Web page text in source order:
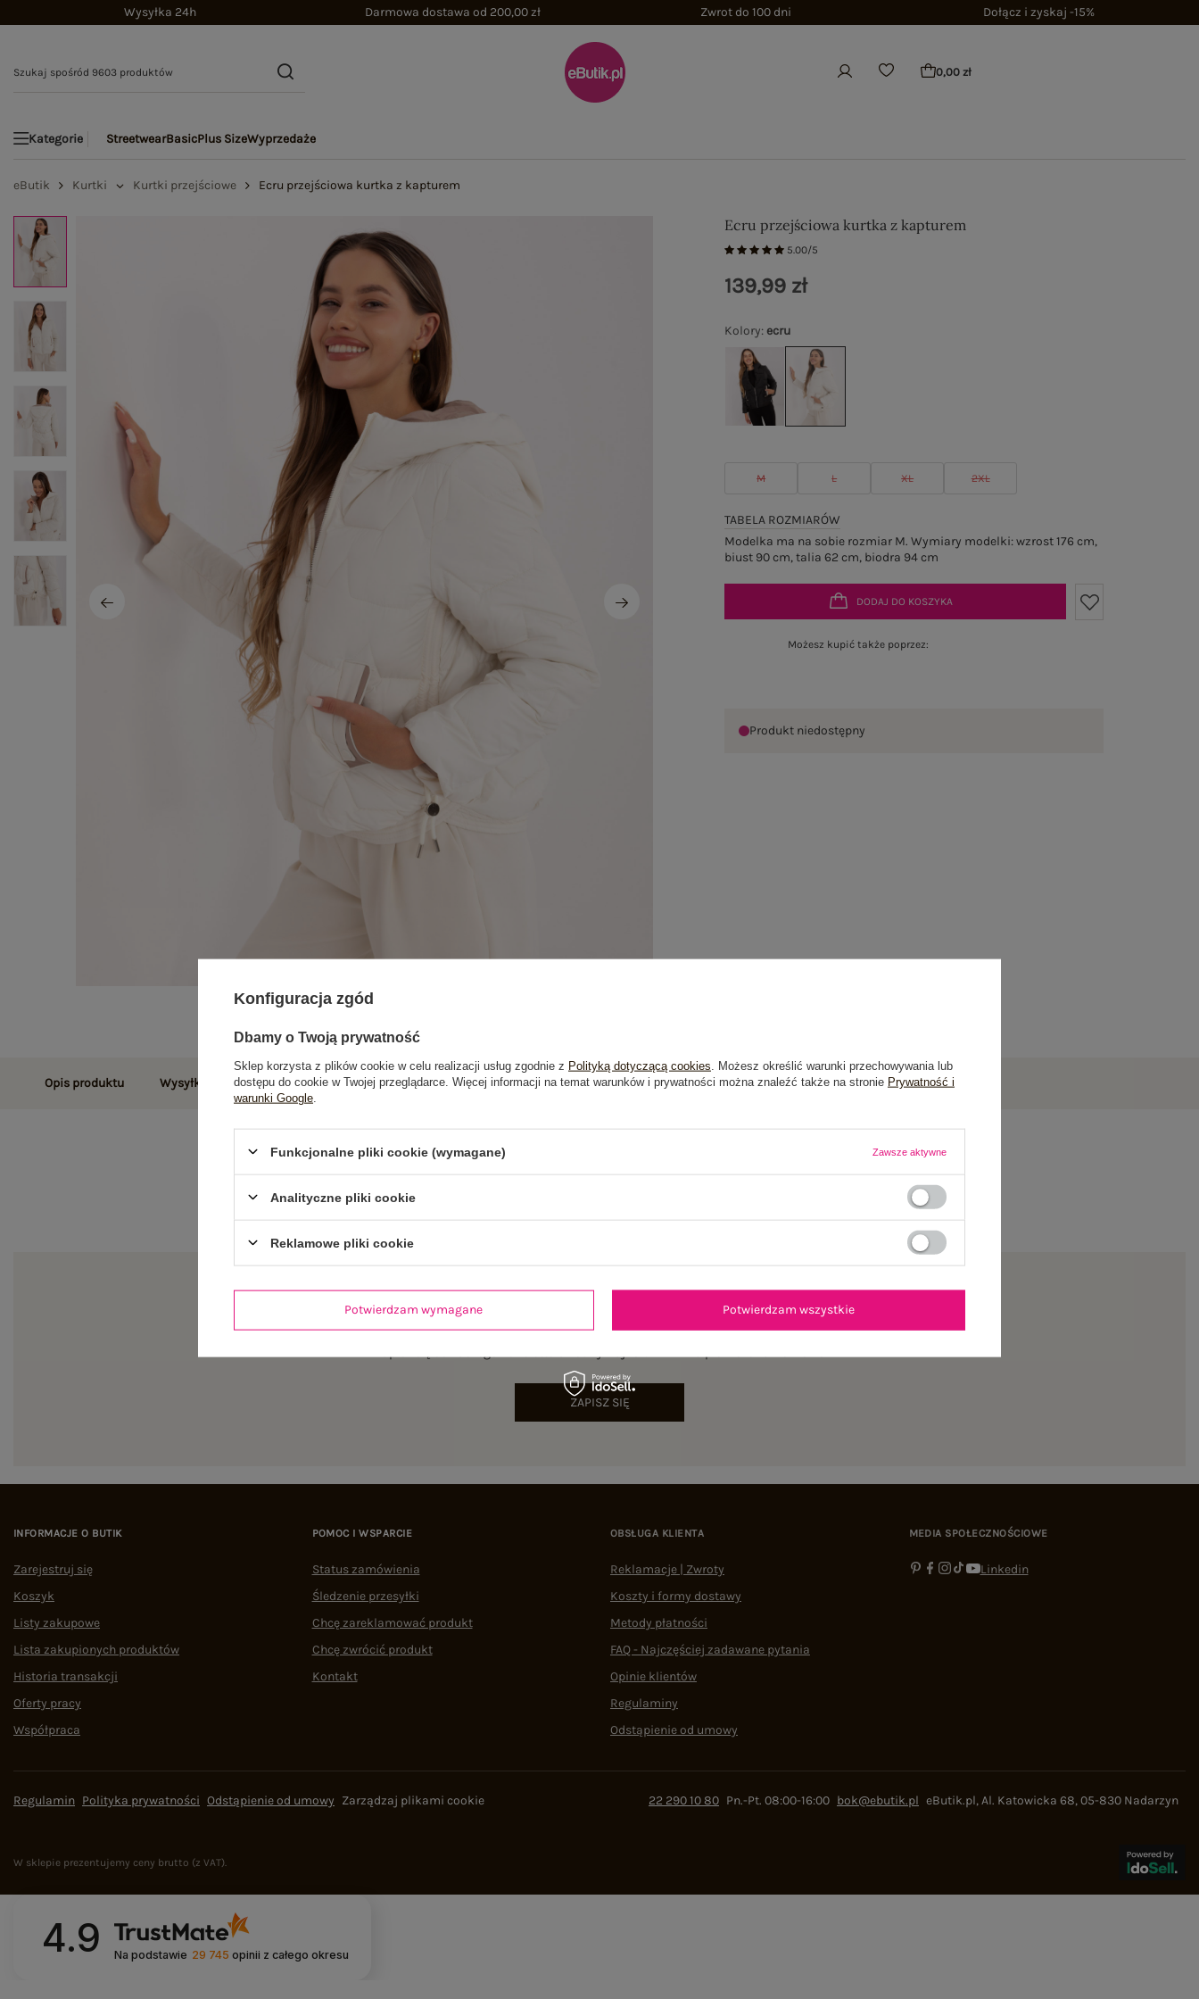
Wysyłka 24h Darmowa dostawa od 200,00 zł Zwrot do 100 dni Dołącz i zyskaj -15%
0,00 zł
Kategorie StreetwearBasicPlus SizeWyprzedaże
eButik Kurtki Kurtki przejściowe Ecru przejściowa kurtka z kapturem
Ecru przejściowa kurtka z kapturem
5.00/5
Kolory: ecru
M L XL 2XL
TABELA ROZMIARÓW
Modelka ma na sobie rozmiar M. Wymiary modelki: wzrost 176 cm,
biust 90 cm, talia 62 cm, biodra 94 cm
139,99 zł
DODAJ DO KOSZYKA
Możesz kupić także poprzez:
Produkt niedostępny
Opis produktu Wysyłka i dostawa Zwroty i reklamacje Opinie o produkcie(1)
ZAPISZ SIĘ
INFORMACJE O BUTIK
Zarejestruj się
Koszyk
Listy zakupowe
Lista zakupionych produktów
Historia transakcji
Oferty pracy
Współpraca
POMOC I WSPARCIE
Status zamówienia
Śledzenie przesyłki
Chcę zareklamować produkt
Chcę zwrócić produkt
Kontakt
OBSŁUGA KLIENTA
Reklamacje | Zwroty
Koszty i formy dostawy
Metody płatności
FAQ - Najczęściej zadawane pytania
Opinie klientów
Regulaminy
Odstąpienie od umowy
MEDIA SPOŁECZNOŚCIOWE
Linkedin
Regulamin Polityka prywatności Odstąpienie od umowy Zarządzaj plikami cookie 22 290 10 80 Pn.-Pt. 08:00-16:00 bok@ebutik.pl eButik.pl,Al. Katowicka 68,05-830 Nadarzyn
W sklepie prezentujemy ceny brutto (z VAT).
4.9 Na podstawie 29 745 opinii z całego okresu
Konfiguracja zgód
Dbamy o Twoją prywatność
Sklep korzysta z plików cookie w celu realizacji usług zgodnie z Polityką dotyczącą cookies . Możesz określić warunki przechowywania lub
dostępu do cookie w Twojej przeglądarce. Więcej informacji na temat warunków i prywatności można znaleźć także na stronie Prywatność i
warunki Google
Funkcjonalne pliki cookie (wymagane) Zawsze aktywne
Analityczne pliki cookie
Reklamowe pliki cookie
Potwierdzam wymagane Potwierdzam wszystkie